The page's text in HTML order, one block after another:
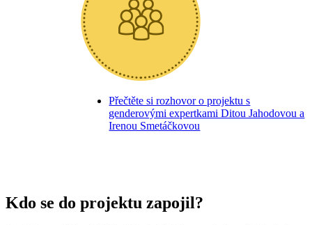
Přečtěte si rozhovor o projektu s
genderovými expertkami Ditou Jahodovou a
Irenou Smetáčkovou
Kdo se do projektu zapojil?